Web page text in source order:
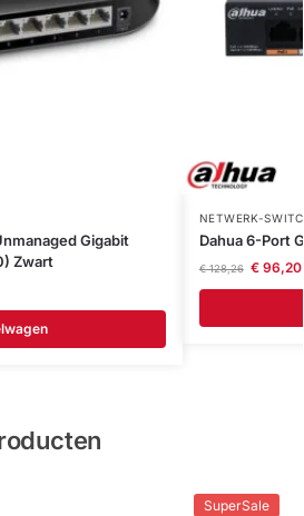
Gigabit
Zwart
NETWERK-
Dahua 6-Port
€128,26 €96,20
SuperSale